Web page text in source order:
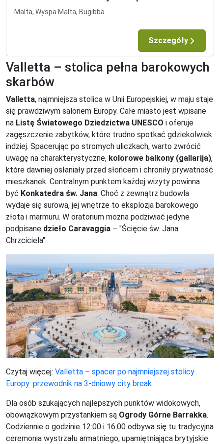
Malta, Wyspa Malta, Bugibba
Szczegóły
Valletta – stolica pełna barokowych
skarbów
Valletta, najmniejsza stolica w Unii Europejskiej, w maju staje
się prawdziwym salonem Europy. Całe miasto jest wpisane
na Listę Światowego Dziedzictwa UNESCO i oferuje
zagęszczenie zabytków, które trudno spotkać gdziekolwiek
indziej. Spacerując po stromych uliczkach, warto zwrócić
uwagę na charakterystyczne, kolorowe balkony (gallarija),
które dawniej osłaniały przed słońcem i chroniły prywatność
mieszkanek. Centralnym punktem każdej wizyty powinna
być Konkatedra św. Jana. Choć z zewnątrz budowla
wydaje się surowa, jej wnętrze to eksplozja barokowego
złota i marmuru. W oratorium można podziwiać jedyne
podpisane dzieło Caravaggia – "Ścięcie św. Jana
Chrzciciela".
Czytaj więcej: Valletta – spacer po najmniejszej stolicy
Europy: przewodnik na 3-dniowy city break
Dla osób szukających najlepszych punktów widokowych,
obowiązkowym przystankiem są Ogrody Górne Barrakka.
Codziennie o godzinie 12:00 i 16:00 odbywa się tu tradycyjna
ceremonia wystrzału armatniego, upamiętniająca brytyjskie